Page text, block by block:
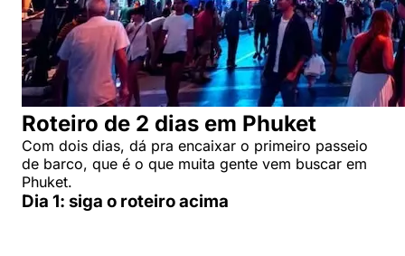
Roteiro de 2 dias em Phuket
Com dois dias, dá pra encaixar o primeiro passeio
de barco, que é o que muita gente vem buscar em
Phuket.
Dia 1: siga o roteiro acima